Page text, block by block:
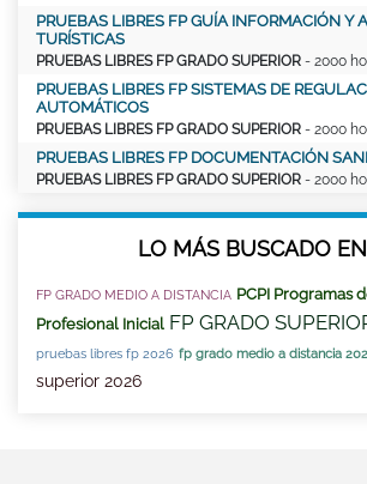
PRUEBAS LIBRES FP GUÍA INFORMACIÓN Y
TURÍSTICAS
PRUEBAS LIBRES FP GRADO SUPERIOR - 2000
PRUEBAS LIBRES FP SISTEMAS DE
AUTOMÁTICOS
PRUEBAS LIBRES FP GRADO SUPERIOR - 2000
PRUEBAS LIBRES FP DOCUMENTACIÓN
PRUEBAS LIBRES FP GRADO SUPERIOR - 2000
LO MÁS BUSCADO
FP GRADO MEDIO A DISTANCIA PCPI Programas
Profesional Inicial FP GRADO
pruebas libres fp 2026 fp grado medio a distancia
superior 2026